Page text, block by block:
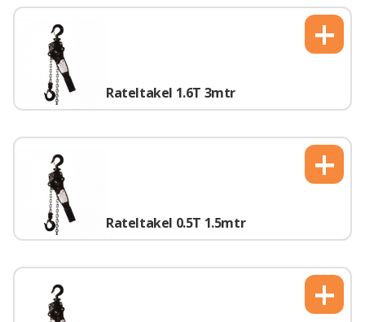
Rateltakel 1.6T 3mtr
+
Rateltakel 0.5T 1.5mtr
+
+